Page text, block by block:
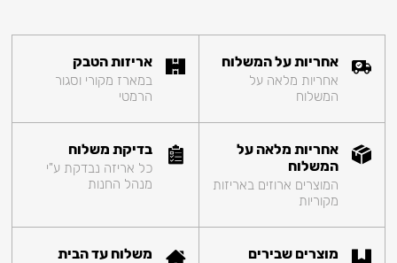
אחריות על המשלוח
אחריות מלאה על
המשלוח
אריזות הטבק
במארז מקורי וסגור
הרמטי
אחריות מלאה על
המשלוח
המוצרים ארוזים באריזות
מקוריות
בדיקת משלוח
כל אריזה נבדקת ע"י
מנהל החנות
מוצרים שבירים משלוח עד הבית